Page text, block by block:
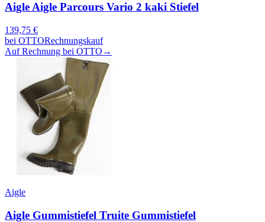
Aigle Aigle Parcours Vario 2 kaki Stiefel
139,75 €
bei OTTORechnungskauf
Auf Rechnung bei OTTO →
Aigle
Aigle Gummistiefel Truite Gummistiefel